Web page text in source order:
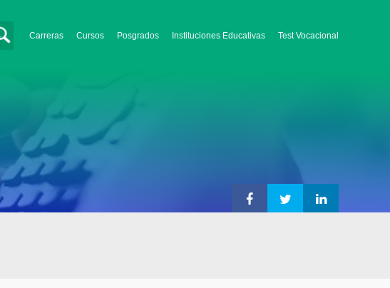
Carreras Cursos Posgrados Instituciones Educativas Test Vocacional